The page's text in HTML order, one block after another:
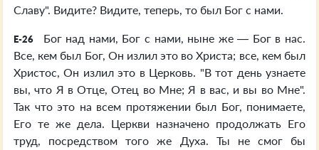
Славу". Видите? Видите, теперь, то был Бог с нами.
E-26
Бог над нами, Бог с нами, ныне же — Бог в нас.
Все, кем был Бог, Он излил это во Христа; все, кем был
Христос, Он излил это в Церковь. "В тот день узнаете
вы, что Я в Отце, Отец во Мне; Я в вас, и вы во Мне".
Так что это на всем протяжении был Бог, понимаете,
Его те же дела. Церкви назначено продолжать Его
труд, посредством того же Духа. Ты не смог бы